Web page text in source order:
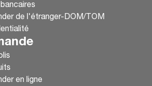
de l'étranger-DOM/TOM
en ligne